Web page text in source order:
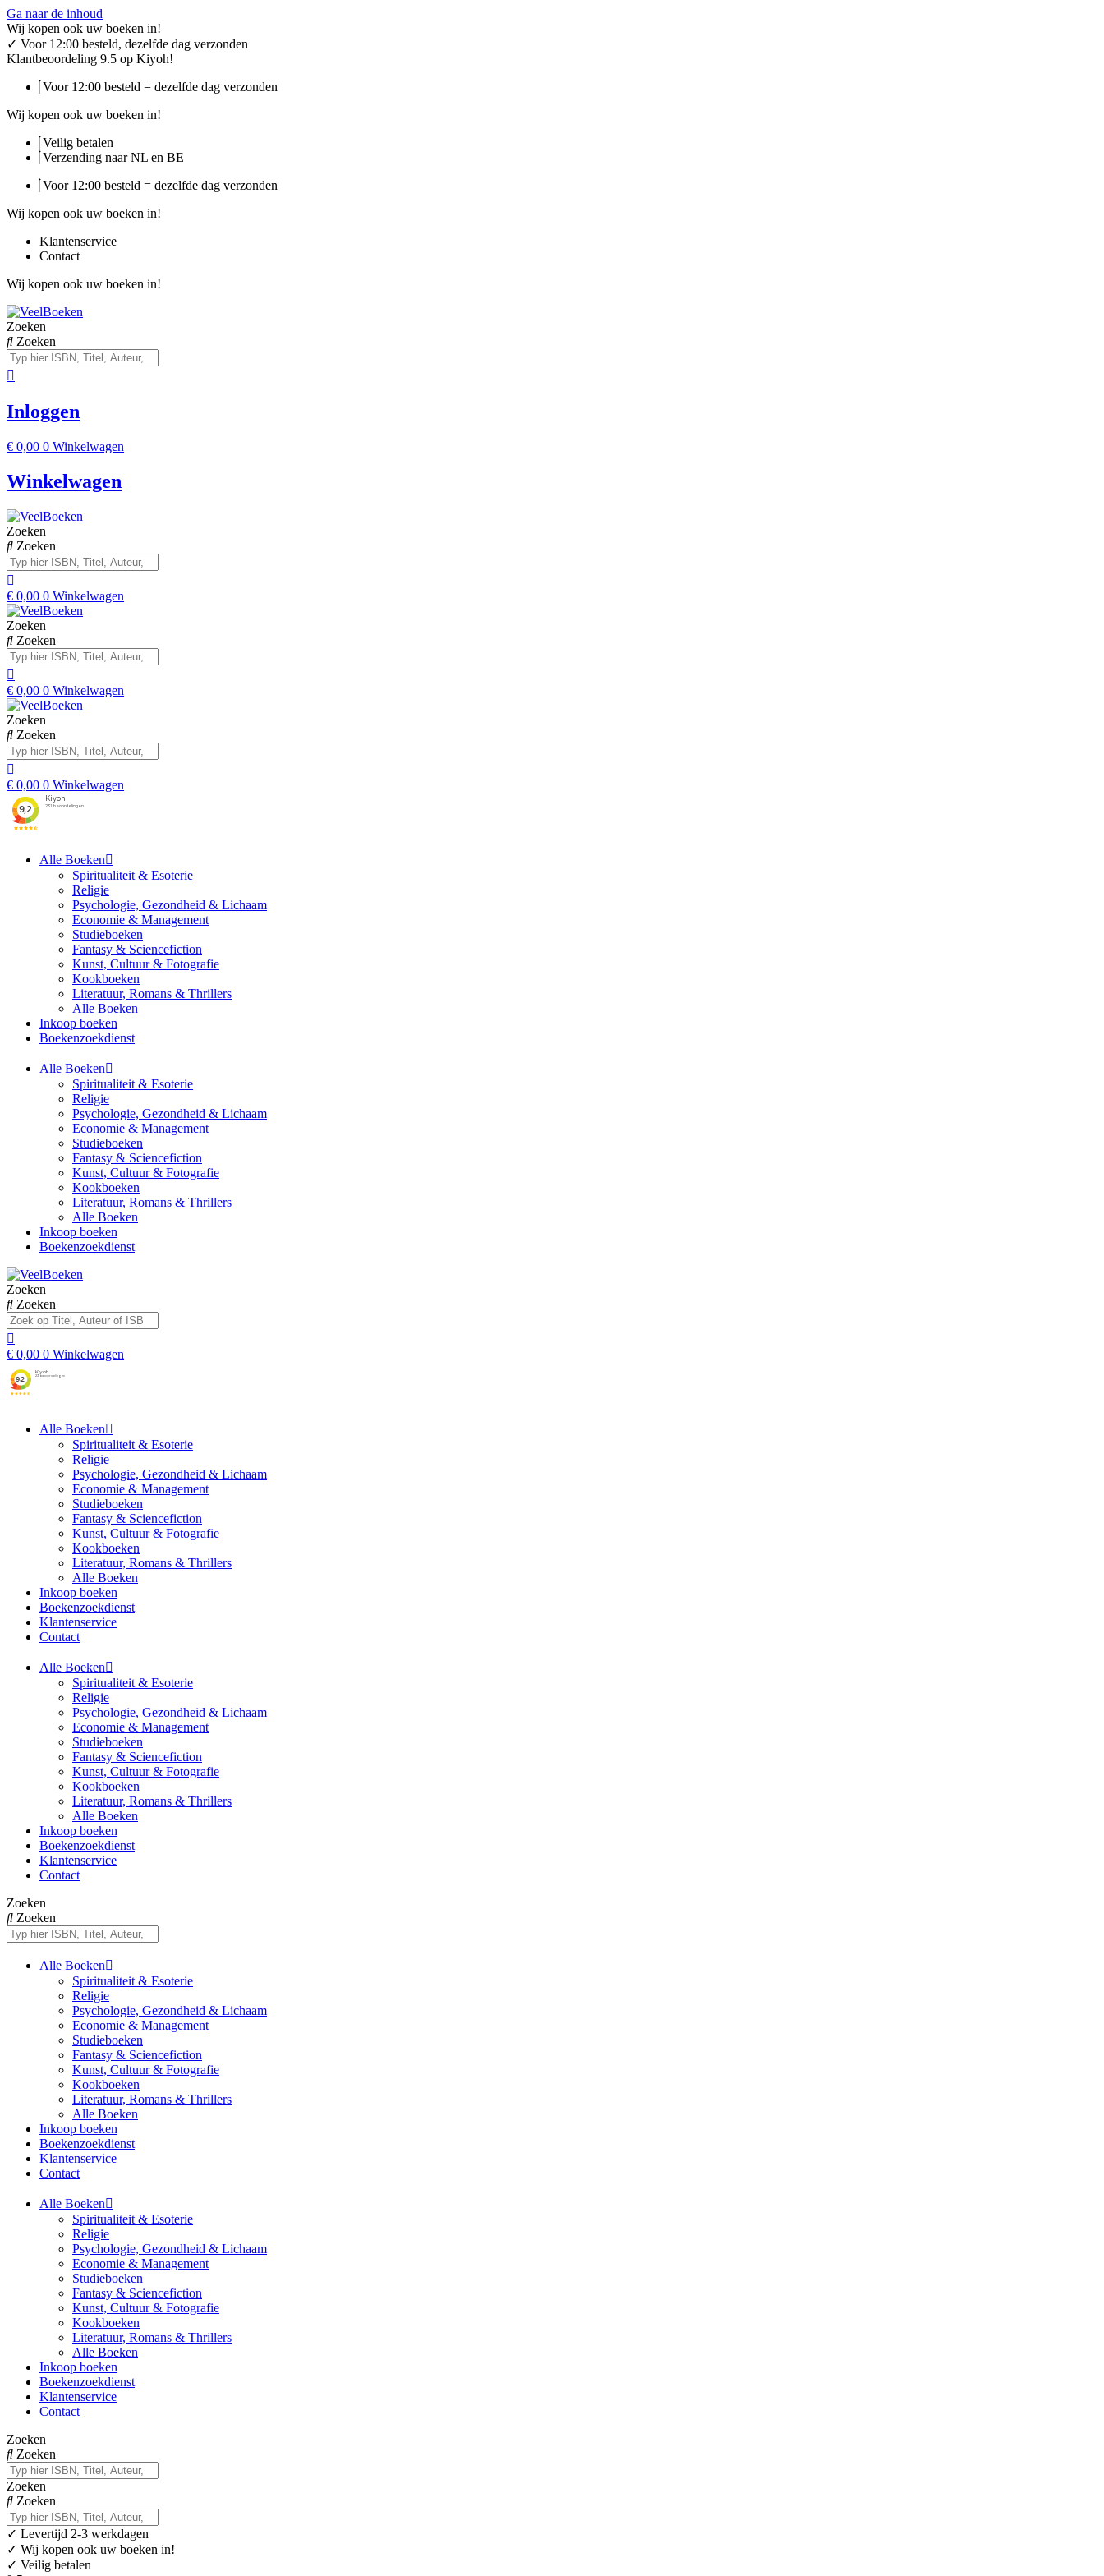
Ga naar de inhoud
Wij kopen ook uw boeken in!
✓ Voor 12:00 besteld, dezelfde dag verzonden
Klantbeoordeling 9.5 op Kiyoh!
Voor 12:00 besteld = dezelfde dag verzonden
Wij kopen ook uw boeken in!
Veilig betalen
Verzending naar NL en BE
Voor 12:00 besteld = dezelfde dag verzonden
Wij kopen ook uw boeken in!
Klantenservice
Contact
Wij kopen ook uw boeken in!
Zoeken
Zoeken
Inloggen
€ 0,00 0 Winkelwagen
Winkelwagen
Zoeken
Zoeken
€ 0,00 0 Winkelwagen
Zoeken
Zoeken
€ 0,00 0 Winkelwagen
Zoeken
Zoeken
€ 0,00 0 Winkelwagen
Alle Boeken
Spiritualiteit & Esoterie
Religie
Psychologie, Gezondheid & Lichaam
Economie & Management
Studieboeken
Fantasy & Sciencefiction
Kunst, Cultuur & Fotografie
Kookboeken
Literatuur, Romans & Thrillers
Alle Boeken
Inkoop boeken
Boekenzoekdienst
Alle Boeken
Spiritualiteit & Esoterie
Religie
Psychologie, Gezondheid & Lichaam
Economie & Management
Studieboeken
Fantasy & Sciencefiction
Kunst, Cultuur & Fotografie
Kookboeken
Literatuur, Romans & Thrillers
Alle Boeken
Inkoop boeken
Boekenzoekdienst
Zoeken
Zoeken
€ 0,00 0 Winkelwagen
Alle Boeken
Spiritualiteit & Esoterie
Religie
Psychologie, Gezondheid & Lichaam
Economie & Management
Studieboeken
Fantasy & Sciencefiction
Kunst, Cultuur & Fotografie
Kookboeken
Literatuur, Romans & Thrillers
Alle Boeken
Inkoop boeken
Boekenzoekdienst
Klantenservice
Contact
Alle Boeken
Spiritualiteit & Esoterie
Religie
Psychologie, Gezondheid & Lichaam
Economie & Management
Studieboeken
Fantasy & Sciencefiction
Kunst, Cultuur & Fotografie
Kookboeken
Literatuur, Romans & Thrillers
Alle Boeken
Inkoop boeken
Boekenzoekdienst
Klantenservice
Contact
Zoeken
Zoeken
Alle Boeken
Spiritualiteit & Esoterie
Religie
Psychologie, Gezondheid & Lichaam
Economie & Management
Studieboeken
Fantasy & Sciencefiction
Kunst, Cultuur & Fotografie
Kookboeken
Literatuur, Romans & Thrillers
Alle Boeken
Inkoop boeken
Boekenzoekdienst
Klantenservice
Contact
Alle Boeken
Spiritualiteit & Esoterie
Religie
Psychologie, Gezondheid & Lichaam
Economie & Management
Studieboeken
Fantasy & Sciencefiction
Kunst, Cultuur & Fotografie
Kookboeken
Literatuur, Romans & Thrillers
Alle Boeken
Inkoop boeken
Boekenzoekdienst
Klantenservice
Contact
Zoeken
Zoeken
Zoeken
Zoeken
✓ Levertijd 2-3 werkdagen
✓ Wij kopen ook uw boeken in!
✓ Veilig betalen